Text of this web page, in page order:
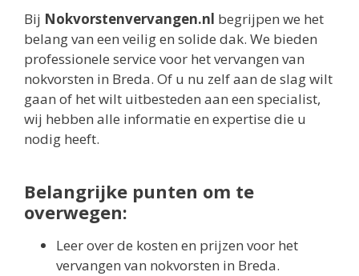
Bij Nokvorstenvervangen.nl begrijpen we het
belang van een veilig en solide dak. We bieden
professionele service voor het vervangen van
nokvorsten in Breda. Of u nu zelf aan de slag wilt
gaan of het wilt uitbesteden aan een specialist,
wij hebben alle informatie en expertise die u
nodig heeft.
Belangrijke punten om te
overwegen:
Leer over de kosten en prijzen voor het
vervangen van nokvorsten in Breda.